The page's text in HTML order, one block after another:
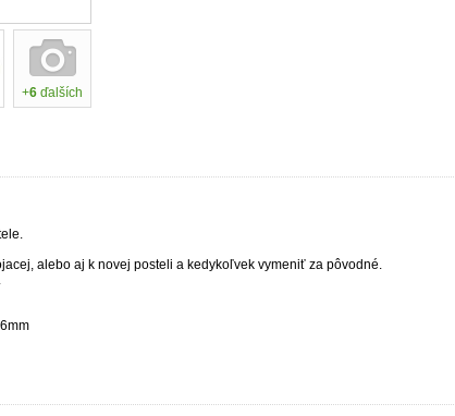
+6 ďalších
alebo aj k novej posteli a kedykoľvek vymeniť za pôvodné.